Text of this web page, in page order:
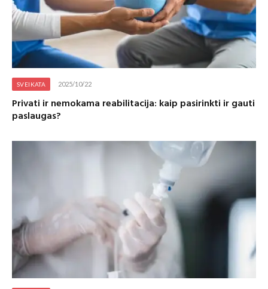
SVEIKATA 2025/10/22
Privati ir nemokama reabilitacija: kaip pasirinkti ir gauti
paslaugas?